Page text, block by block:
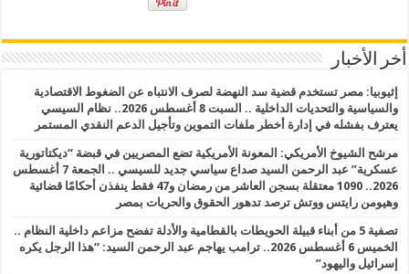
أخر الأخبار
إثيوبيا: مصر تستخدم قضية سد النهضة لصرف الانتباه عن الضغوط الاقتصادية
والسياسية والتحديات الداخلية .. السبت 8 أغسطس 2026.. نظام السيسي
يعترف بفشله في إدارة أخطر ملفات التموين وتأجيل الدعم النقدي المستمر
مرشح الشيوخ الأمريكي: المعونة الأمريكية تضع المصريين في قبضة “ديكتاتورية
عسكرية” عبد الرحمن السيد صداع سياسي جديد للسيسي .. الجمعة 7 أغسطس
2026.. 1090 معتقلة بسجن العاشر من رمضان و47 فقط ينفذن أحكامًا قضائية
وهيومن رايتس ووتش ترصد تدهور الحقوق والحريات بمصر
تصفية 5 من أبناء قبيلة الحويطات بالقطامية والأدلة تفضح مزاعم داخلية النظام ..
الخميس 6 أغسطس 2026.. ترامب يهاجم عبد الرحمن السيد: “هذا الرجل يكره
إسرائيل واليهود”